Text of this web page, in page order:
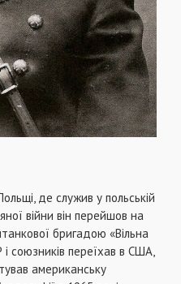
де служив у польській
війни він перейшов на
бригадою «Вільна
і союзників переїхав в США,
американську